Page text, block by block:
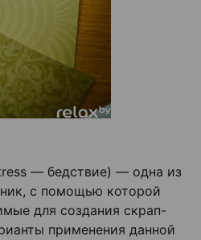
— бедствие) — одна из
с помощью которой
для создания скрап-
применения данной